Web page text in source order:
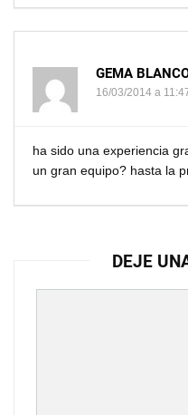
GEMA
16/03/2014 a
ha sido una experiencia
un gran equipo? hasta la
DEJE